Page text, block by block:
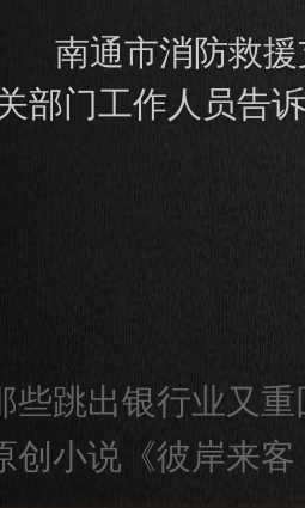
南通市消防救
部门工作人员告
些跳出银行业又
创小说《彼岸来